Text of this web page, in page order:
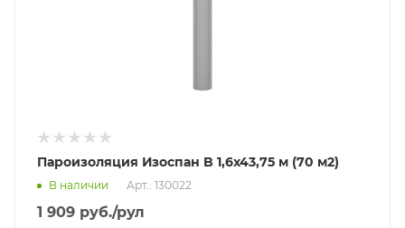
Пароизоляция Изоспан B 1,6х43,75 м (70 м2)
В наличии Арт.: 130022
1 909 руб./рул